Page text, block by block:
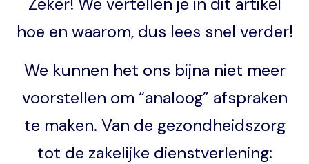
hoe en waarom, dus lees snel verder!
We kunnen het ons bijna niet meer
voorstellen om “analoog” afspraken
te maken. Van de gezondheidszorg
tot de zakelijke dienstverlening: